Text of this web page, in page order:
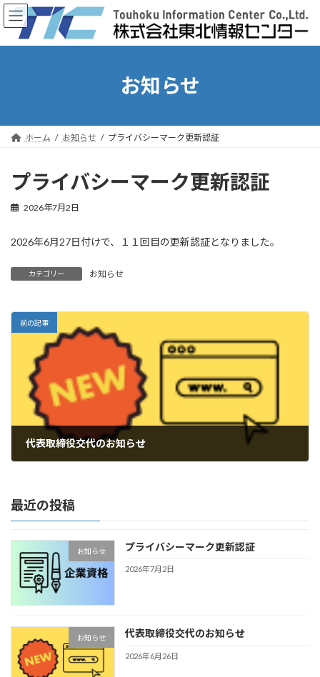
コ
ン
ン
ナ
ビ
ー
お知らせ
ホーム お知らせ プライバシーマーク更新認証
プライバシーマーク更新認証
2026年7月2日
2026年6月27日付けで、１１回目の更新認証となりました。
カテゴリー お知らせ
前の記事
代表取締役交代のお知らせ
最近の投稿
お知らせ プライバシーマーク更新認証
2026年7月2日
お知らせ 代表取締役交代のお知らせ
2026年6月26日